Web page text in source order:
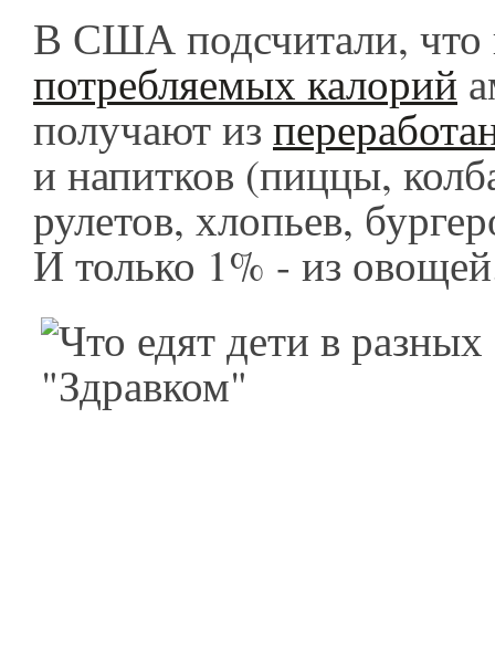
В США подсчитали, что
потребляемых калорий
получают из
и напитков (пиццы,
рулетов, хлопьев,
И только 1% - из